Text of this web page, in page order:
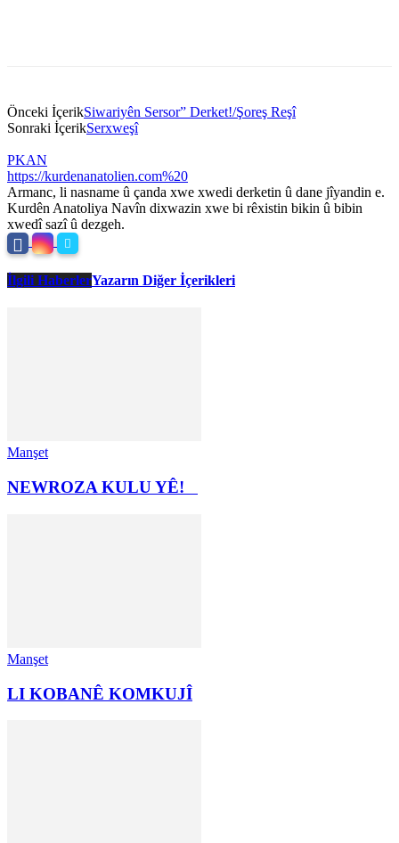
Önceki İçerikSiwariyên Sersor” Derket!/Şoreş Reşî
Sonraki İçerikSerxweşî
PKAN
https://kurdenanatolien.com%20
Armanc, li nasname û çanda xwe xwedi derketin û dane jîyandin e.
Kurdên Anatoliya Navîn dixwazin xwe bi rêxistin bikin û bibin
xwedî sazî û dezgeh.
İlgili HaberlerYazarın Diğer İçerikleri
Manşet
NEWROZA KULU YÊ!
Manşet
LI KOBANÊ KOMKUJÎ